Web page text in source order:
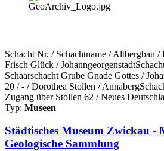
Schacht Nr. / Schachtname / Altbergbau /
Frisch Glück /
Schaarschacht Grube Gnade Gottes /
20 / - / Dorothea Stollen /
Zugang über Stollen 62 / Neues
Typ: Museen
Städtisches Museum Zwickau -
Geologische Sammlung